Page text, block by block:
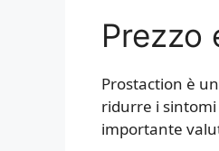
Prezzo
Prostaction è
ridurre i sintomi
importante